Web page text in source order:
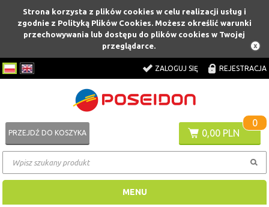
Strona korzysta z plików cookies w celu realizacji usług i
zgodnie z Polityką Plików Cookies. Możesz określić warunki
przechowywania lub dostępu do plików cookies w Twojej
przeglądarce.
ZALOGUJ SIĘ REJESTRACJA
0,00 PLN
0
PRZEJDŹ DO KOSZYKA
MENU